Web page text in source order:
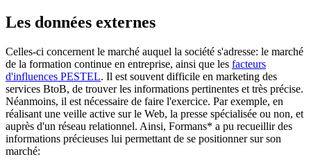
Les données externes
Celles-ci concernent le marché auquel la société s'adresse: le marché
de la formation continue en entreprise, ainsi que les facteurs
d'influences PESTEL. Il est souvent difficile en marketing des
services BtoB, de trouver les informations pertinentes et très précise.
Néanmoins, il est nécessaire de faire l'exercice. Par exemple, en
réalisant une veille active sur le Web, la presse spécialisée ou non, et
auprès d'un réseau relationnel. Ainsi, Formans* a pu recueillir des
informations précieuses lui permettant de se positionner sur son
marché: